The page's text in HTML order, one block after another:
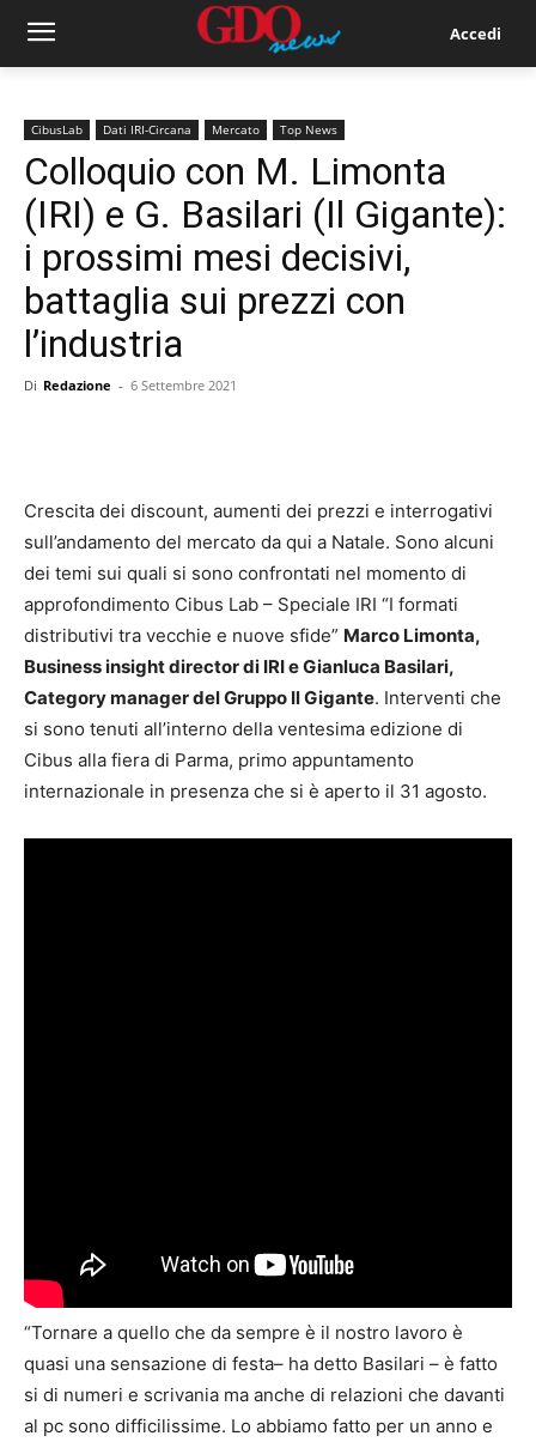
Accedi
CibusLab Dati IRI-Circana Mercato Top News
Colloquio con M. Limonta
(IRI) e G. Basilari (Il Gigante):
i prossimi mesi decisivi,
battaglia sui prezzi con
l’industria
Di Redazione - 6 Settembre 2021
Crescita dei discount, aumenti dei prezzi e interrogativi
sull’andamento del mercato da qui a Natale. Sono alcuni
dei temi sui quali si sono confrontati nel momento di
approfondimento Cibus Lab – Speciale IRI “I formati
distributivi tra vecchie e nuove sfide” Marco Limonta,
Business insight director di IRI e Gianluca Basilari,
Category manager del Gruppo Il Gigante. Interventi che
si sono tenuti all’interno della ventesima edizione di
Cibus alla fiera di Parma, primo appuntamento
internazionale in presenza che si è aperto il 31 agosto.
“Tornare a quello che da sempre è il nostro lavoro è
quasi una sensazione di festa– ha detto Basilari – è fatto
si di numeri e scrivania ma anche di relazioni che davanti
al pc sono difficilissime. Lo abbiamo fatto per un anno e